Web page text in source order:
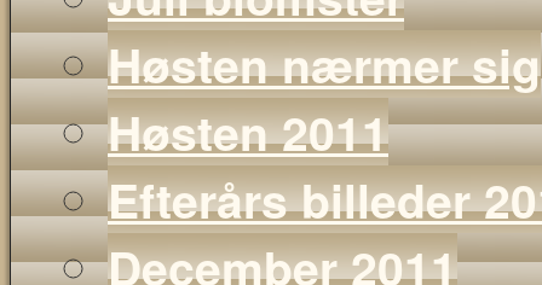
Høsten nærmer sig
Høsten 2011
Efterårs billeder
December 2011